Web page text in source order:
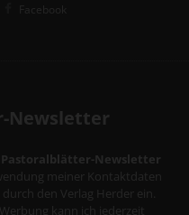
Facebook
Newsletter
Pastoralblätter-Newsletter
meiner Kontaktdaten
den Verlag Herder ein.
kann ich jederzeit